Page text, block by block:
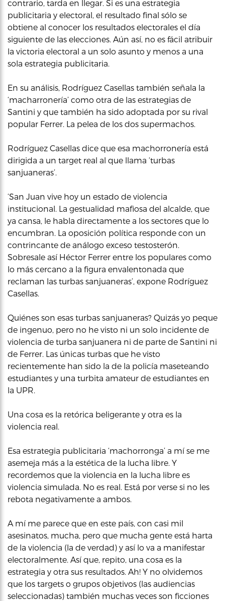
contrario, tarda en llegar. Si es una estrategia
publicitaria y electoral, el resultado final sólo se
obtiene al conocer los resultados electorales el día
siguiente de las elecciones. Aún así, no es fácil atribuir
la victoria electoral a un solo asunto y menos a una
sola estrategia publicitaria.
En su análisis, Rodríguez Casellas también señala la
‘macharronería’ como otra de las estrategias de
Santini y que también ha sido adoptada por su rival
popular Ferrer. La pelea de los dos supermachos.
Rodríguez Casellas dice que esa machorronería está
dirigida a un target real al que llama ‘turbas
sanjuaneras’.
‘San Juan vive hoy un estado de violencia
institucional. La gestualidad mafiosa del alcalde, que
ya cansa, le habla directamente a los sectores que lo
encumbran. La oposición política responde con un
contrincante de análogo exceso testosterón.
Sobresale así Héctor Ferrer entre los populares como
lo más cercano a la figura envalentonada que
reclaman las turbas sanjuaneras’, expone Rodríguez
Casellas.
Quiénes son esas turbas sanjuaneras? Quizás yo peque
de ingenuo, pero no he visto ni un solo incidente de
violencia de turba sanjuanera ni de parte de Santini ni
de Ferrer. Las únicas turbas que he visto
recientemente han sido la de la policía maseteando
estudiantes y una turbita amateur de estudiantes en
la UPR.
Una cosa es la retórica beligerante y otra es la
violencia real.
Esa estrategia publicitaria ‘machorronga’ a mí se me
asemeja más a la estética de la lucha libre. Y
recordemos que la violencia en la lucha libre es
violencia simulada. No es real. Está por verse si no les
rebota negativamente a ambos.
A mí me parece que en este país, con casi mil
asesinatos, mucha, pero que mucha gente está harta
de la violencia (la de verdad) y así lo va a manifestar
electoralmente. Así que, repito, una cosa es la
estrategia y otra sus resultados. Ah! Y no olvidemos
que los targets o grupos objetivos (las audiencias
seleccionadas) también muchas veces son ficciones